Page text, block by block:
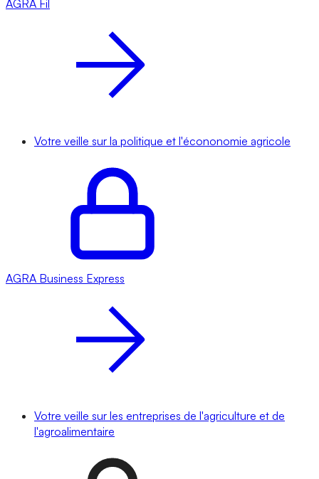
AGRA Fil
Votre veille sur la politique et l'écononomie agricole
AGRA Business Express
Votre veille sur les entreprises de l'agriculture et de
l'agroalimentaire